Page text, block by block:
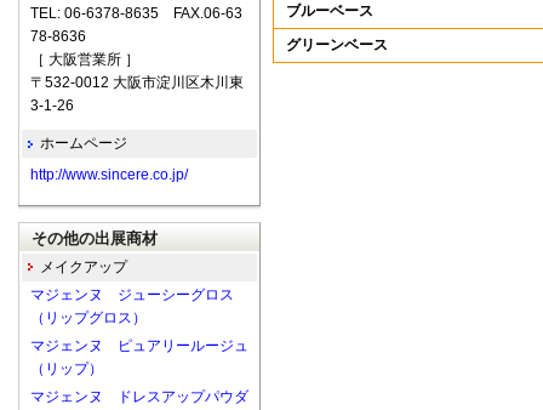
ブルーベース
グリーンベース
TEL: 06-6378-8635 FAX.06-63
78-8636
［ 大阪営業所 ］
〒532-0012 大阪市淀川区木川東
3-1-26
ホームページ
http://www.sincere.co.jp/
その他の出展商材
メイクアップ
マジェンヌ ジューシーグロス
（リップグロス）
マジェンヌ ピュアリールージュ
（リップ）
マジェンヌ ドレスアップパウダ